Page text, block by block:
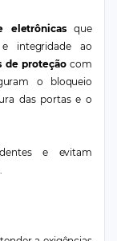
eletrônicasque
integridade ao
de proteçãocom
o bloqueio
das portas e o
e evitam